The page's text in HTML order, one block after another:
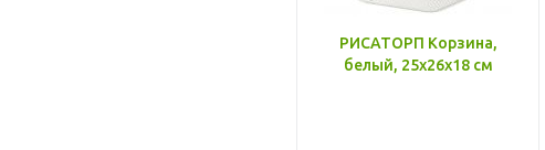
РИСАТОРП Корзина,
белый, 25x26x18 см